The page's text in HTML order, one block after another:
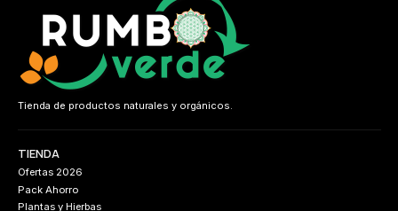
Tienda de productos naturales y orgánicos.
TIENDA
Ofertas 2026
Pack Ahorro
Plantas y Hierbas